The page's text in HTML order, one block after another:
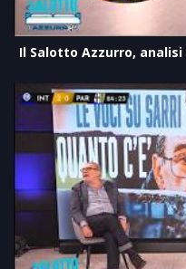
Il Salotto Azzurro,